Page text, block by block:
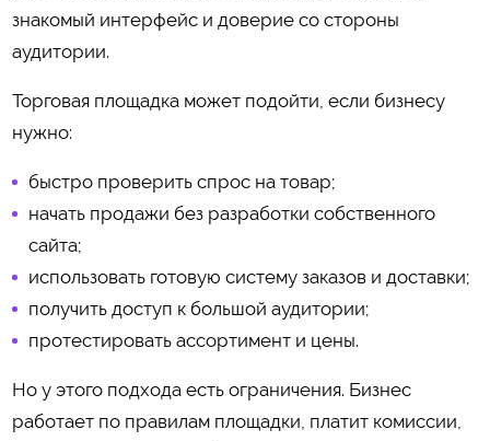
знакомый интерфейс и доверие со стороны
аудитории.
Торговая площадка может подойти, если бизнесу
нужно:
быстро проверить спрос на товар;
начать продажи без разработки собственного
сайта;
использовать готовую систему заказов и доставки;
получить доступ к большой аудитории;
протестировать ассортимент и цены.
Но у этого подхода есть ограничения. Бизнес
работает по правилам площадки, платит комиссии,